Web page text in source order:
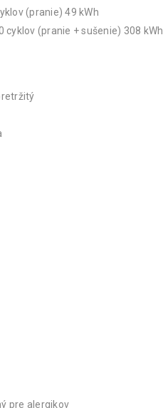
(pranie) 49 kWh
cyklov (pranie + sušenie) 308 kWh
pre alergikov